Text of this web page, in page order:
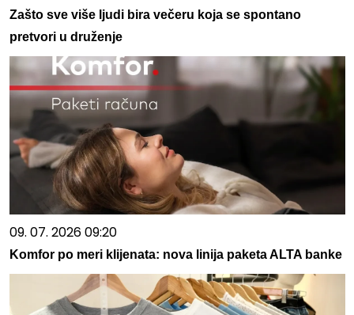
Zašto sve više ljudi bira večeru koja se spontano
pretvori u druženje
09. 07. 2026 09:20
Komfor po meri klijenata: nova linija paketa ALTA banke